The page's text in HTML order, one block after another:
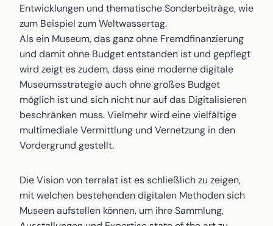
Entwicklungen und thematische Sonderbeiträge, wie
zum Beispiel zum Weltwassertag.
Als ein Museum, das ganz ohne Fremdfinanzierung
und damit ohne Budget entstanden ist und gepflegt
wird zeigt es zudem, dass eine moderne digitale
Museumsstrategie auch ohne großes Budget
möglich ist und sich nicht nur auf das Digitalisieren
beschränken muss. Vielmehr wird eine vielfältige
multimediale Vermittlung und Vernetzung in den
Vordergrund gestellt.
Die Vision von terralat ist es schließlich zu zeigen,
mit welchen bestehenden digitalen Methoden sich
Museen aufstellen können, um ihre Sammlung,